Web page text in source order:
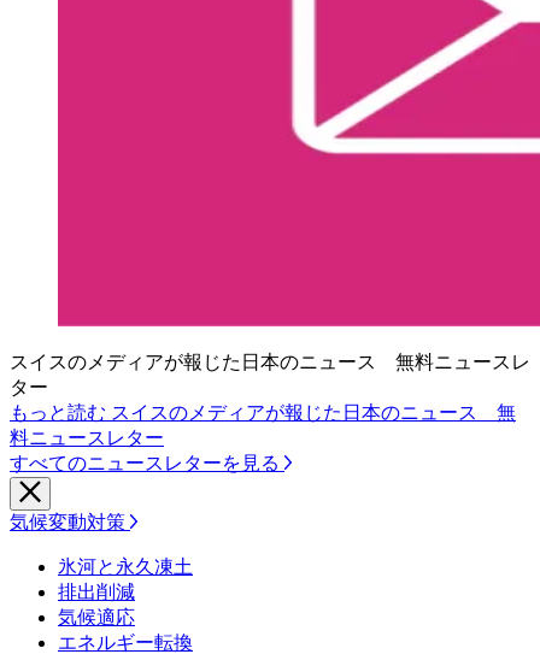
スイスのメディアが報じた日本のニュース 無料ニュースレ
ター
もっと読む スイスのメディアが報じた日本のニュース 無
料ニュースレター
すべてのニュースレターを見る
気候変動対策
氷河と永久凍土
排出削減
気候適応
エネルギー転換